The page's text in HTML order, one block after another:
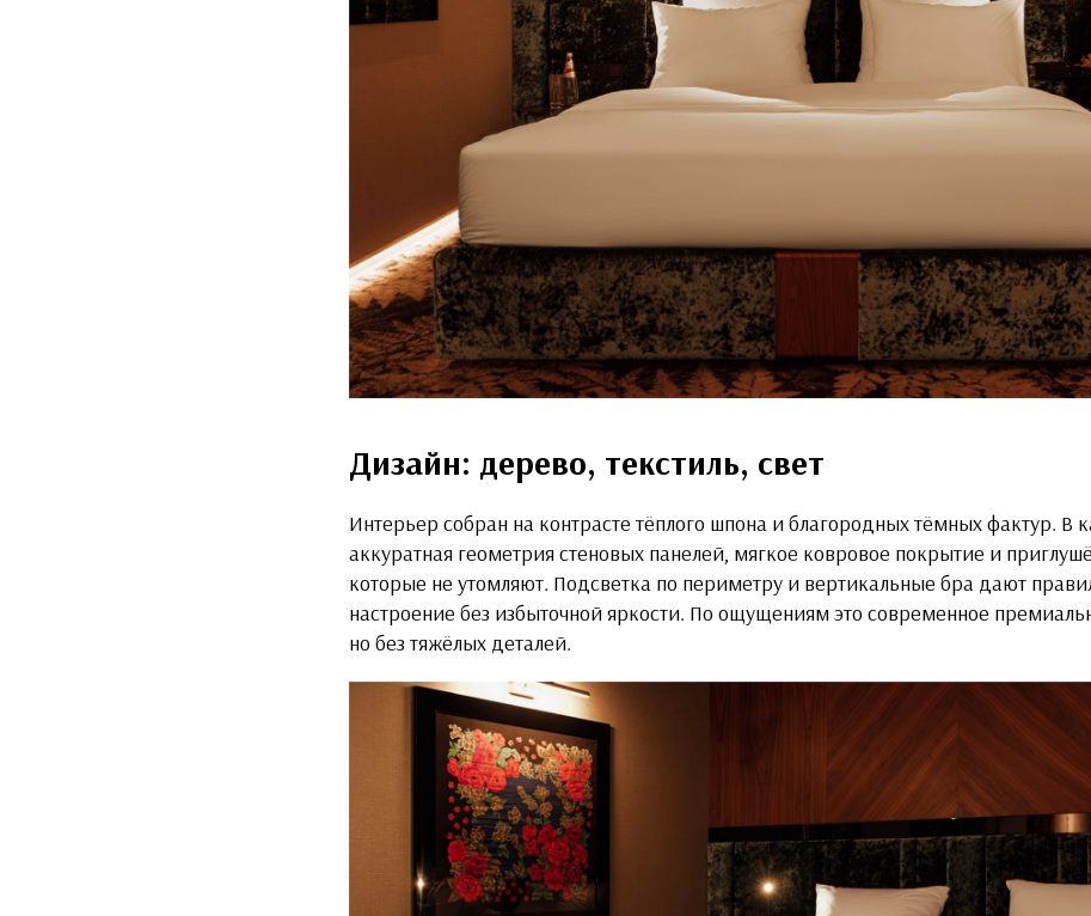
Дизайн: дерево, текстиль, свет
Интерьер собран на контрасте тёплого шпона и благородных тёмных фактур. В
аккуратная геометрия стеновых панелей, мягкое ковровое покрытие и
которые не утомляют. Подсветка по периметру и вертикальные бра дают
настроение без избыточной яркости. По ощущениям это современное
но без тяжёлых деталей.